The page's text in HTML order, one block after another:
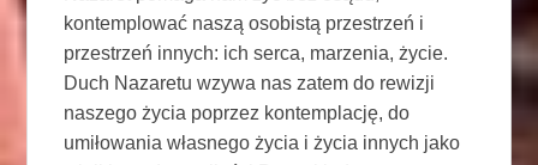
kontemplować naszą osobistą przestrzeń i
przestrzeń innych: ich serca, marzenia, życie.
Duch Nazaretu wzywa nas zatem do rewizji
naszego życia poprzez kontemplację, do
umiłowania własnego życia i życia innych jako